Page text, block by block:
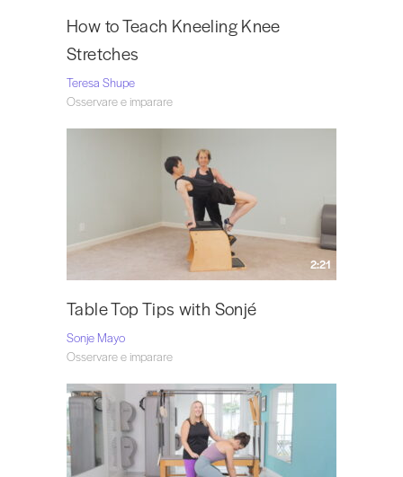
How to Teach Kneeling Knee
Stretches
Teresa Shupe
Osservare e imparare
2:21
Table Top Tips with Sonjé
Sonje Mayo
Osservare e imparare